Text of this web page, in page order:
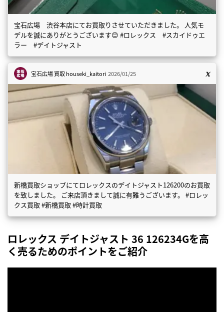
宝石広場 渋谷本店にてお買取りさせていただきました。 人気モ
デルを誠にありがとうございます😊 #ロレックス #スカイドゥエ
ラー #デイトジャスト
宝石広場 買取houseki_kaitori 2026/01/25
新橋買取ショップにてロレックスのデイトジャスト126200のお買取
を致しました。 ご来店頂きまして誠に有難うございます。 #ロレッ
クス買取 #新橋買取 #時計買取
ロレックス デイトジャスト 36 126234Gを高
く売るためのポイントをご紹介